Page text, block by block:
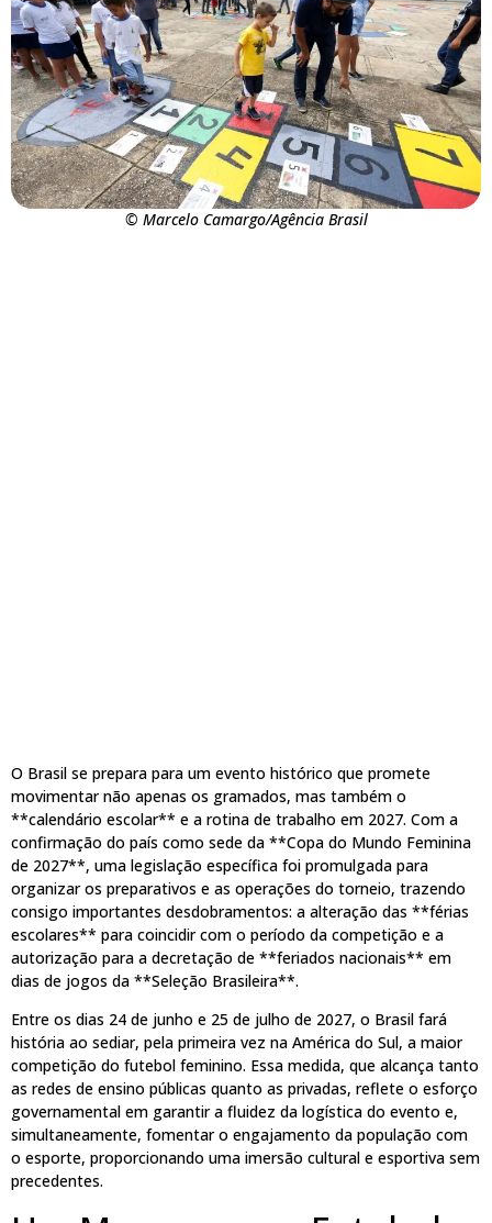
© Marcelo Camargo/Agência Brasil
O Brasil se prepara para um evento histórico que promete
movimentar não apenas os gramados, mas também o
**calendário escolar** e a rotina de trabalho em 2027. Com a
confirmação do país como sede da **Copa do Mundo Feminina
de 2027**, uma legislação específica foi promulgada para
organizar os preparativos e as operações do torneio, trazendo
consigo importantes desdobramentos: a alteração das **férias
escolares** para coincidir com o período da competição e a
autorização para a decretação de **feriados nacionais** em
dias de jogos da **Seleção Brasileira**.
Entre os dias 24 de junho e 25 de julho de 2027, o Brasil fará
história ao sediar, pela primeira vez na América do Sul, a maior
competição do futebol feminino. Essa medida, que alcança tanto
as redes de ensino públicas quanto as privadas, reflete o esforço
governamental em garantir a fluidez da logística do evento e,
simultaneamente, fomentar o engajamento da população com
o esporte, proporcionando uma imersão cultural e esportiva sem
precedentes.